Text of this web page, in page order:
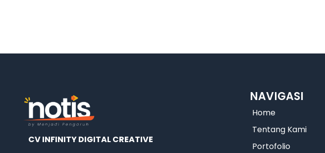
CV INFINITY DIGITAL CREATIVE
NAVIGASI
Home
Tentang Kami
Portofolio